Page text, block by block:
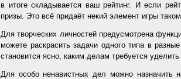
в итоге складывается ваш рейтинг. И если
призы. Это всё придаёт некий элемент игры
Для творческих личностей предусмотрена
можете раскрасить задачи одного типа в
становится ясно, каким делам требуется
Для особо ненавистных дел можно назначить